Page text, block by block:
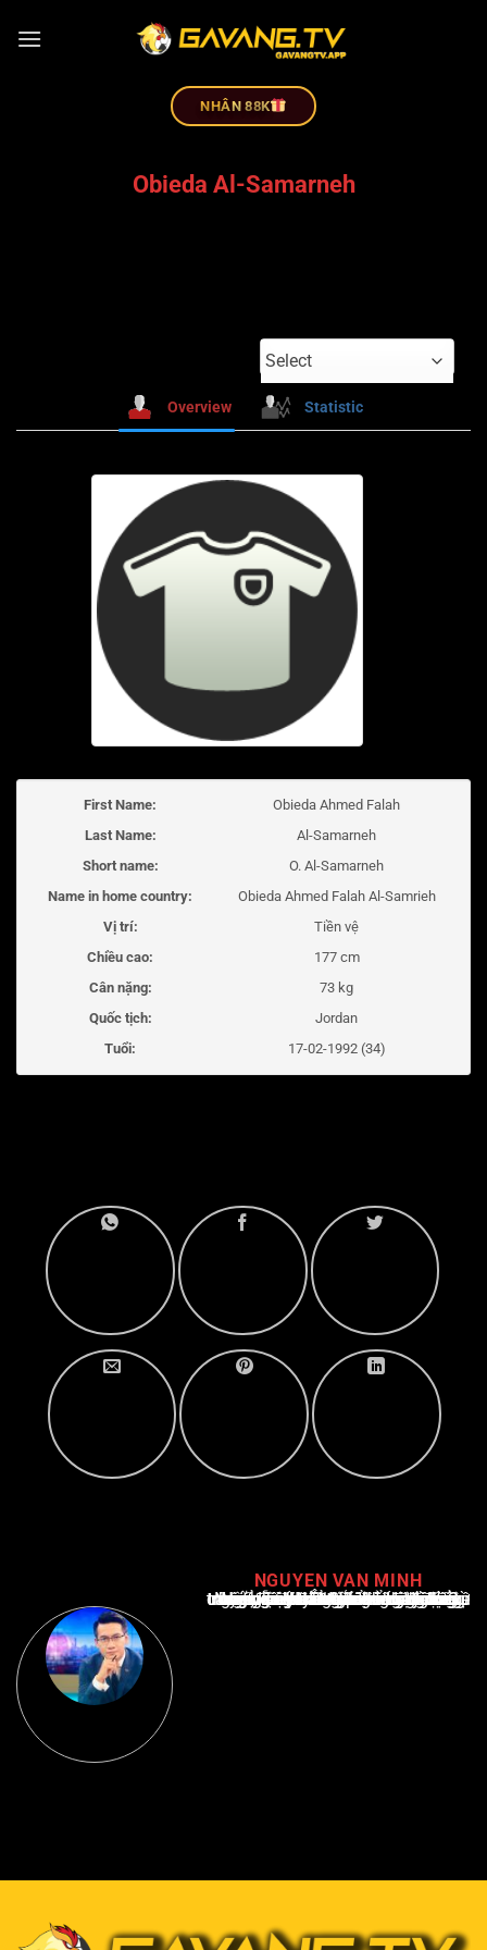
NHÂN 88K
Obieda Al-Samarneh
Select
Overview Statistic
First Name:
Obieda Ahmed Falah
Last Name:
Al-Samarneh
Short name:
O. Al-Samarneh
Name in home country:
Obieda Ahmed Falah Al-Samrieh
Vị trí:
Tiền vệ
Chiều cao:
177 cm
Cân nặng:
73 kg
Quốc tịch:
Jordan
Tuổi:
17-02-1992 (34)
NGUYEN VAN MINH
Nguyễn Văn Minh là một trong những chuyên gia hàng đầu về báo cáo tin tức thể thao tại Việt Nam, với hơn 10 năm hoạt động trong ngành. Ông có kiến thức sâu rộng và kinh nghiệm đáng kể trong việc phân tích và báo cáo về các sự kiện thể thao hàng đầu. Sự hiểu biết sâu sắc của ông về ngành này đã giúp ông xây dựng uy tín và danh tiếng trong cộng đồng báo chí thể thao.